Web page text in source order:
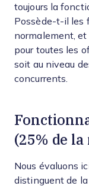
toujours la
Possède-t-il les
normalement,
pour toutes les
soit au niveau
concurrents.
(25% de
Nous évaluons
distinguent de